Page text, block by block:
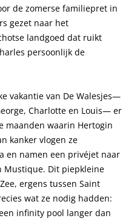
de zomerse familiepret in
gezet naar het
landgoed dat ruikt
persoonlijk de
vakantie van De Walesjes—
Charlotte en Louis— er
maanden waarin Hertogin
kanker vlogen ze
en namen een privéjet naar
Mustique. Dit piepkleine
ergens tussen Saint
wat ze nodig hadden:
infinity pool langer dan